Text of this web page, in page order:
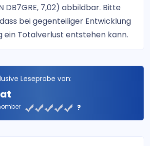
DB7GRE, 7,02) abbildbar. Bitte
bei gegenteiliger Entwicklung
ein Totalverlust entstehen kann.
Leseprobe von:
?